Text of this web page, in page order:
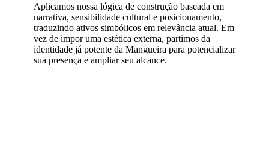
Aplicamos nossa lógica de construção baseada em
narrativa, sensibilidade cultural e posicionamento,
traduzindo ativos simbólicos em relevância atual. Em
vez de impor uma estética externa, partimos da
identidade já potente da Mangueira para potencializar
sua presença e ampliar seu alcance.